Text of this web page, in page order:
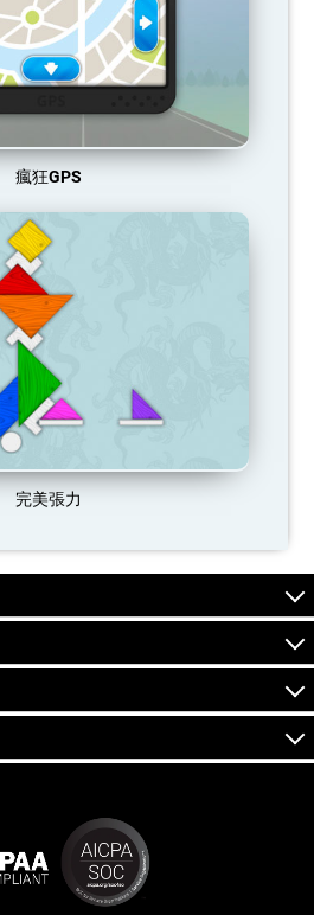
瘋狂GPS
完美張力